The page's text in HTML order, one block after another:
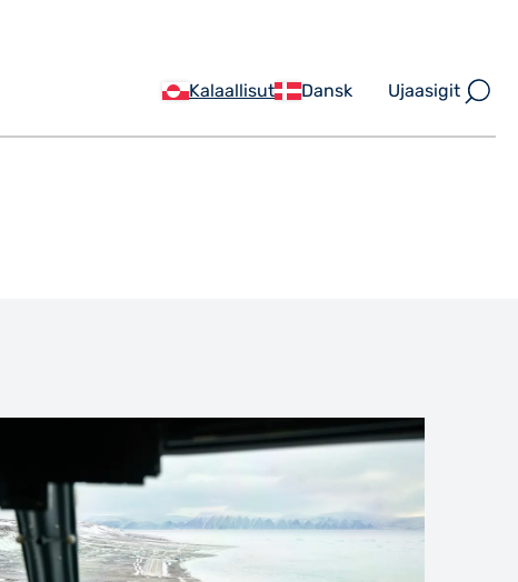
Kalaallisut Dansk Ujaasigit